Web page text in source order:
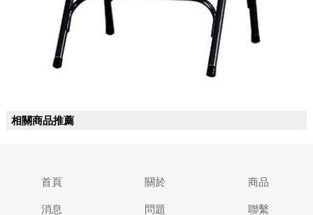
相關商品推薦
首頁 關於 商品
消息 問題 聯繫